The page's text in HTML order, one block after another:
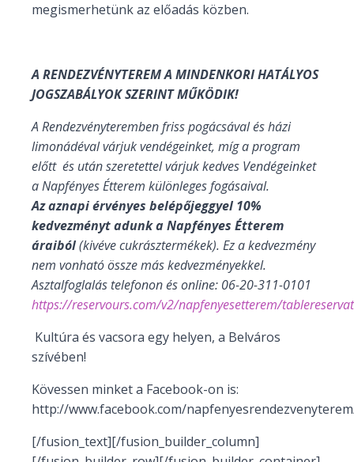
megismerhetünk az előadás közben.
A RENDEZVÉNYTEREM A MINDENKORI HATÁLYOS
JOGSZABÁLYOK SZERINT MŰKÖDIK!
A Rendezvényteremben friss pogácsával és házi
limonádéval várjuk vendégeinket, míg a program
előtt és után szeretettel várjuk kedves Vendégeinket
a Napfényes Étterem különleges fogásaival.
Az aznapi érvényes belépőjeggyel 10%
kedvezményt adunk a Napfényes Étterem
áraiból(kivéve cukrásztermékek). Ez a kedvezmény
nem vonható össze más kedvezményekkel.
Asztalfoglalás telefonon és online: 06-20-311-0101
https://reservours.com/v2/napfenyesetterem/
Kultúra és vacsora egy helyen, a Belváros
szívében!
Kövessen minket a Facebook-on is:
http://www.facebook.com/
[/fusion_text][/fusion_builder_column]